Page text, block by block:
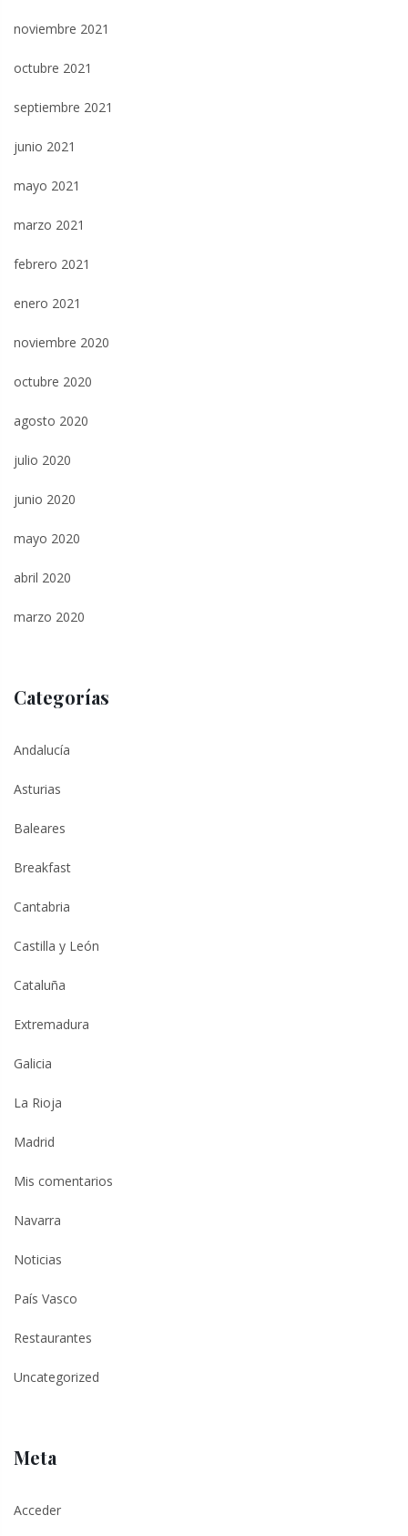
noviembre 2021
octubre 2021
septiembre 2021
junio 2021
mayo 2021
marzo 2021
febrero 2021
enero 2021
noviembre 2020
octubre 2020
agosto 2020
julio 2020
junio 2020
mayo 2020
abril 2020
marzo 2020
Categorías
Andalucía
Asturias
Baleares
Breakfast
Cantabria
Castilla y León
Cataluña
Extremadura
Galicia
La Rioja
Madrid
Mis comentarios
Navarra
Noticias
País Vasco
Restaurantes
Uncategorized
Meta
Acceder